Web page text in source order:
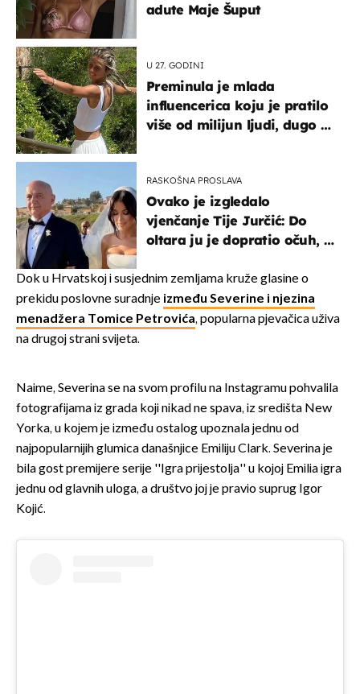
adute Maje Šuput
U 27. GODINI
Preminula je mlada
influencerica koju je pratilo
više od milijun ljudi, dugo se
RASKOŠNA PROSLAVA
Ovako je izgledalo
vjenčanje Tije Jurčić: Do
oltara ju je dopratio očuh, a
Dok u Hrvatskoj i susjednim zemljama kruže glasine o
prekidu poslovne suradnje između Severine i njezina
menadžera Tomice Petrovića, popularna pjevačica uživa
na drugoj strani svijeta.
Naime, Severina se na svom profilu na Instagramu pohvalila
fotografijama iz grada koji nikad ne spava, iz središta New
Yorka, u kojem je između ostalog upoznala jednu od
najpopularnijih glumica današnjice Emiliju Clark. Severina je
bila gost premijere serije ''Igra prijestolja'' u kojoj Emilia igra
jednu od glavnih uloga, a društvo joj je pravio suprug Igor
Kojić.